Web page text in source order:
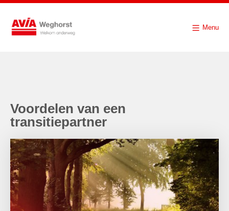
Menu
Voordelen van een
transitiepartner